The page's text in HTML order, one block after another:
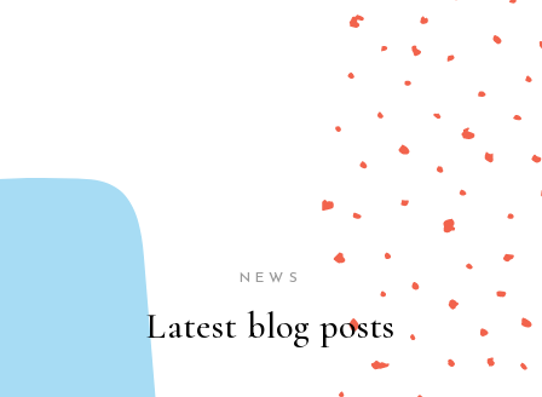
NEWS
Latest blog posts